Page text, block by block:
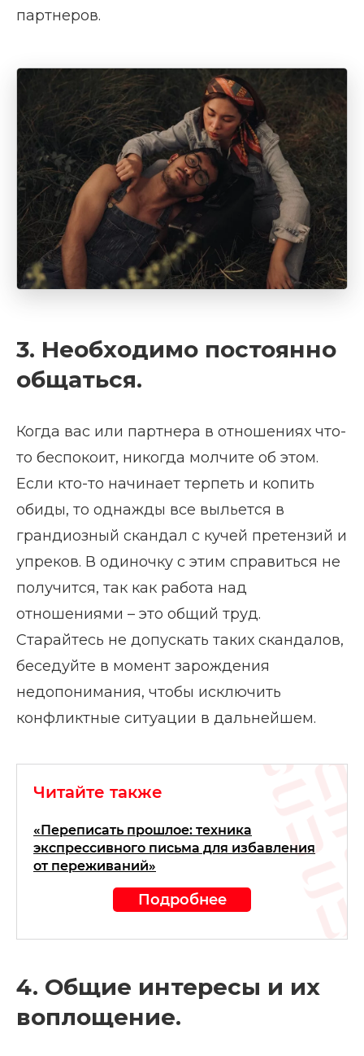
партнеров.
3. Необходимо постоянно
общаться.
Когда вас или партнера в отношениях что-
то беспокоит, никогда молчите об этом.
Если кто-то начинает терпеть и копить
обиды, то однажды все выльется в
грандиозный скандал с кучей претензий и
упреков. В одиночку с этим справиться не
получится, так как работа над
отношениями – это общий труд.
Старайтесь не допускать таких скандалов,
беседуйте в момент зарождения
недопонимания, чтобы исключить
конфликтные ситуации в дальнейшем.
Читайте также
«Переписать прошлое: техника
экспрессивного письма для избавления
от переживаний»
Подробнее
4. Общие интересы и их
воплощение.